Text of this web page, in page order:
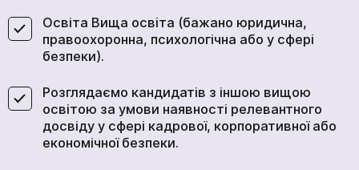
Освіта Вища освіта (бажано юридична,
правоохоронна, психологічна або у сфері
безпеки).
Розглядаємо кандидатів з іншою вищою
освітою за умови наявності релевантного
досвіду у сфері кадрової, корпоративної або
економічної безпеки.